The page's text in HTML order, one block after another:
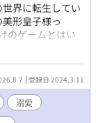
界に転生してい
形皇子様っ
ゲームとはい
もりで接したイ
らも、なぜか熱
んな、オレを攻
フラグを全力で
奮闘記！ ​※全方
ん）。ハッピ
登録日 2024.3.11
溺愛